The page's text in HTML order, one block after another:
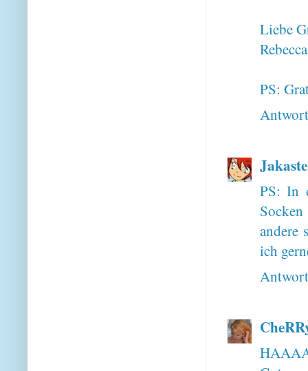
Liebe
Rebecca
PS:
PS: In
andere
ich